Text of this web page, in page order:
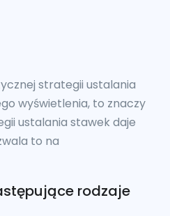
strategii ustalania
wyświetlenia, to znaczy
ustalania stawek daje
to na
rodzaje